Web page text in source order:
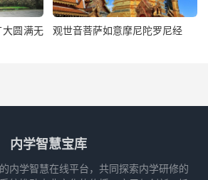
圆满无
观世音菩萨如意摩尼陀罗尼经
内学智慧宝库
内学智慧在线平台，共同探索内学研修的